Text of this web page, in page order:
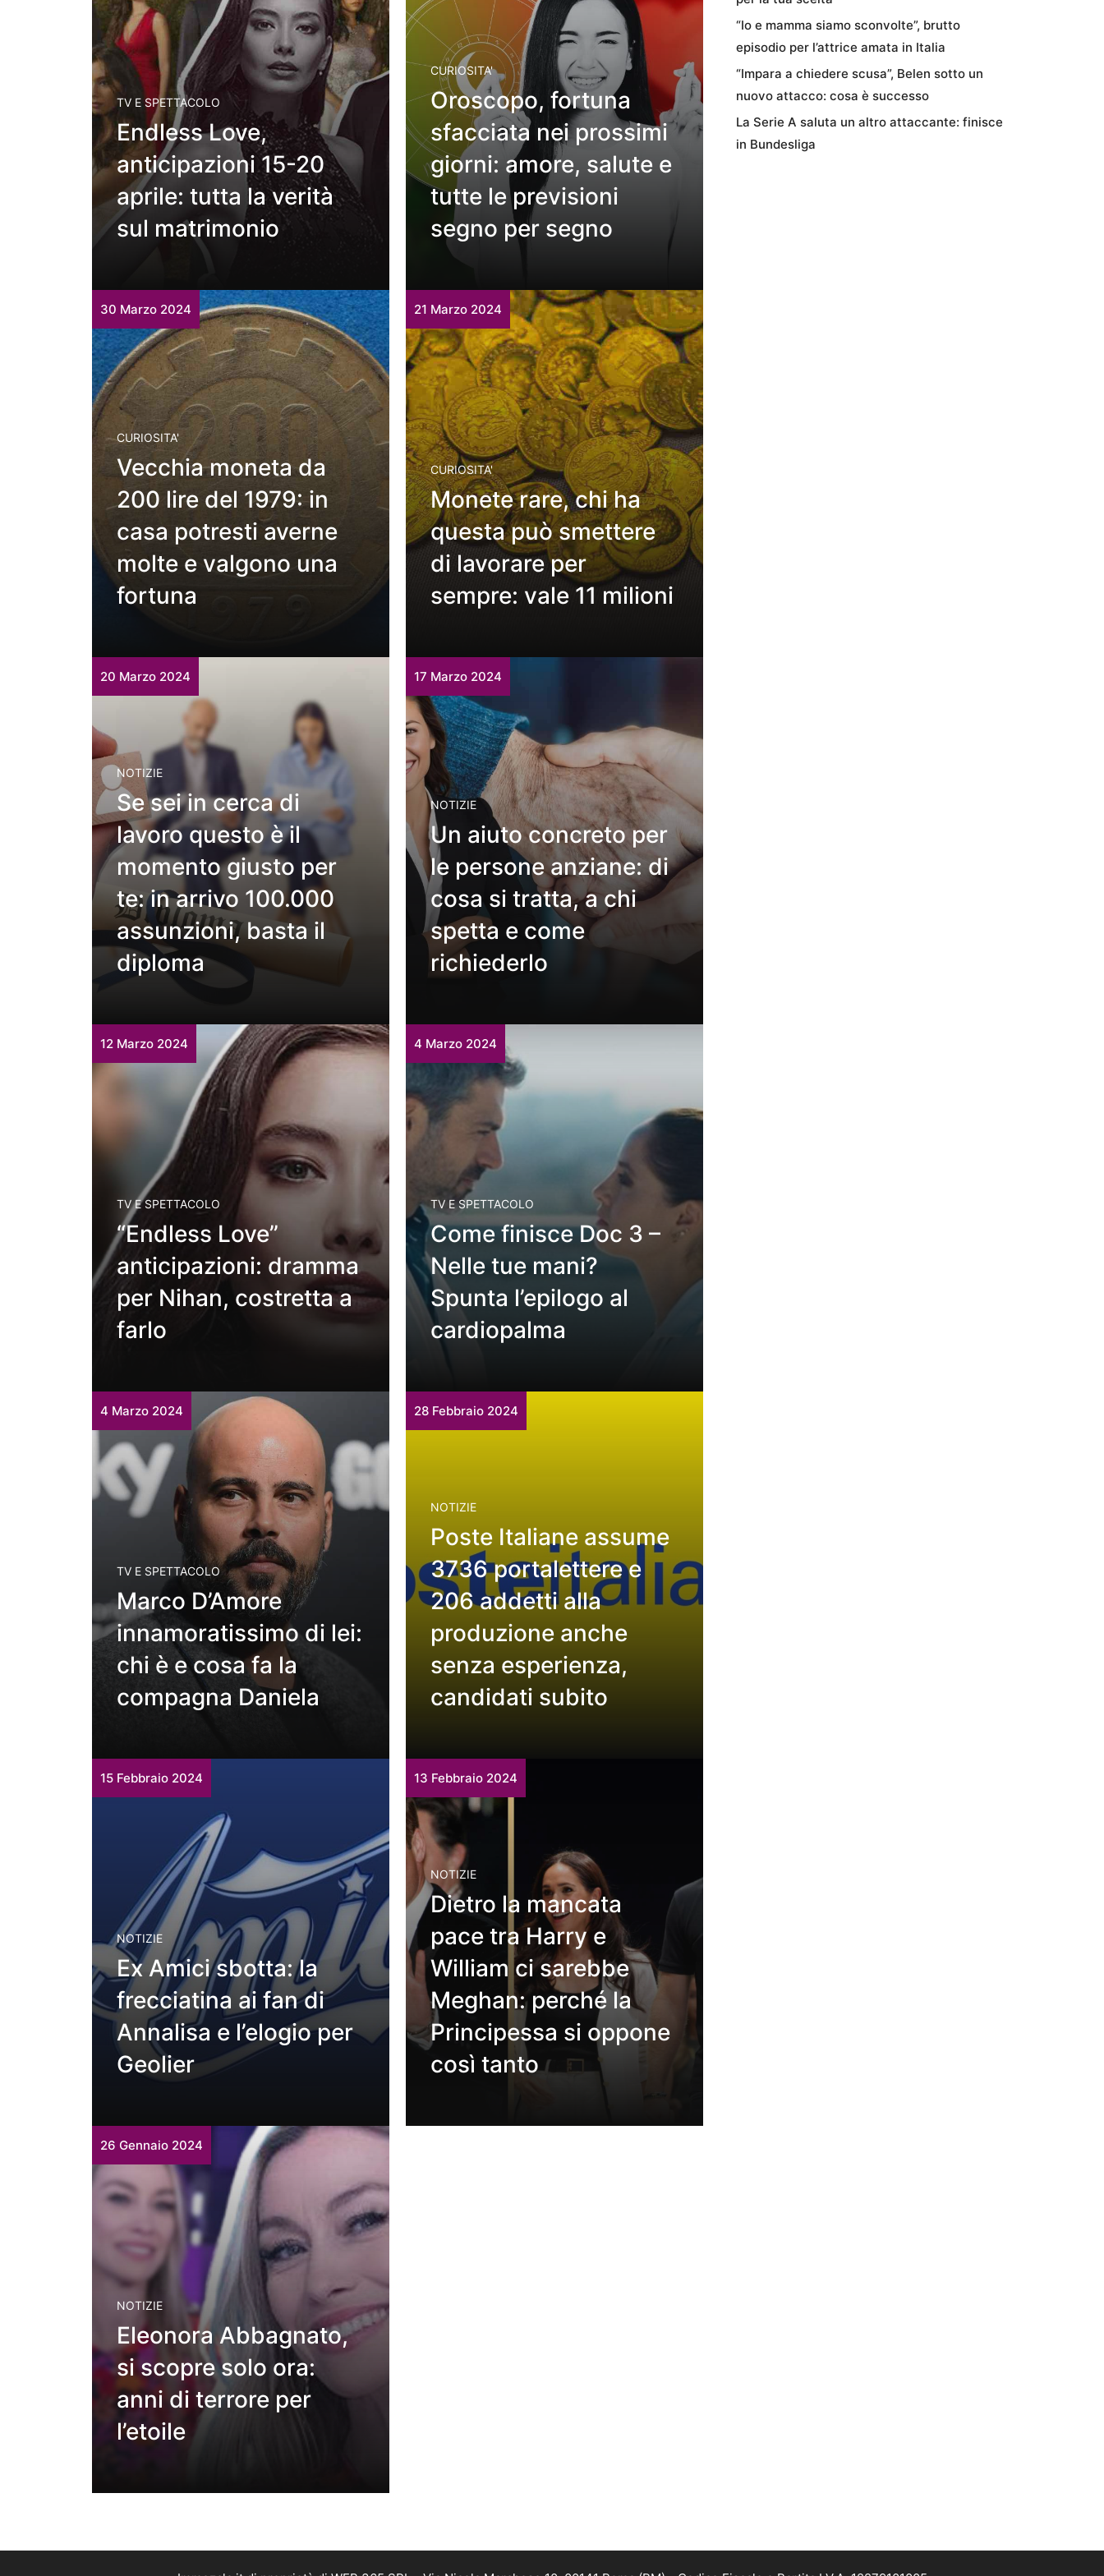
TV E SPETTACOLO
Endless Love,
anticipazioni 15-20
aprile: tutta la verità
sul matrimonio
CURIOSITA'
Oroscopo, fortuna
sfacciata nei prossimi
giorni: amore, salute e
tutte le previsioni
segno per segno
30 Marzo 2024
CURIOSITA'
Vecchia moneta da
200 lire del 1979: in
casa potresti averne
molte e valgono una
fortuna
21 Marzo 2024
CURIOSITA'
Monete rare, chi ha
questa può smettere
di lavorare per
sempre: vale 11 milioni
20 Marzo 2024
NOTIZIE
Se sei in cerca di
lavoro questo è il
momento giusto per
te: in arrivo 100.000
assunzioni, basta il
diploma
17 Marzo 2024
NOTIZIE
Un aiuto concreto per
le persone anziane: di
cosa si tratta, a chi
spetta e come
richiederlo
12 Marzo 2024
TV E SPETTACOLO
“Endless Love”
anticipazioni: dramma
per Nihan, costretta a
farlo
4 Marzo 2024
TV E SPETTACOLO
Come finisce Doc 3 –
Nelle tue mani?
Spunta l’epilogo al
cardiopalma
4 Marzo 2024
TV E SPETTACOLO
Marco D’Amore
innamoratissimo di lei:
chi è e cosa fa la
compagna Daniela
28 Febbraio 2024
NOTIZIE
Poste Italiane assume
3736 portalettere e
206 addetti alla
produzione anche
senza esperienza,
candidati subito
15 Febbraio 2024
NOTIZIE
Ex Amici sbotta: la
frecciatina ai fan di
Annalisa e l’elogio per
Geolier
13 Febbraio 2024
NOTIZIE
Dietro la mancata
pace tra Harry e
William ci sarebbe
Meghan: perché la
Principessa si oppone
così tanto
26 Gennaio 2024
NOTIZIE
Eleonora Abbagnato,
si scopre solo ora:
anni di terrore per
l’etoile
“Io e mamma siamo sconvolte”, brutto
episodio per l’attrice amata in Italia
“Impara a chiedere scusa”, Belen sotto un
nuovo attacco: cosa è successo
La Serie A saluta un altro attaccante: finisce
in Bundesliga